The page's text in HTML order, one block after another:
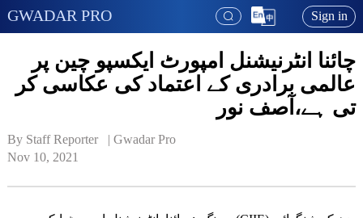
GWADAR PRO Sign in
چائنا انٹرنیشنل امپورٹ ایکسپو چین پر
عالمی برادری کے اعتماد کی عکاسی کر
تی ہے،آصف نور
By Staff Reporter   | Gwadar Pro
Nov 10, 2021